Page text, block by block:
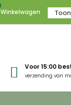
Winkelwagen
Voor 15:00
verzending van